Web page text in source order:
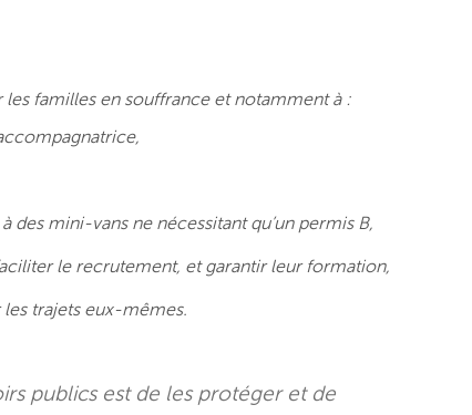
familles en souffrance et notamment à :
mini-vans ne nécessitant qu’un permis B,
le recrutement, et garantir leur formation,
les trajets eux-mêmes.
publics est de les protéger et de